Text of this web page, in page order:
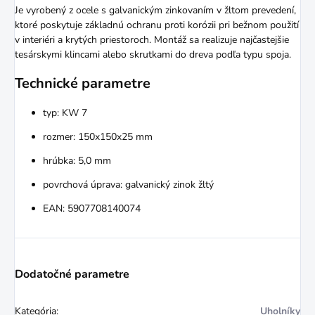
Je vyrobený z ocele s galvanickým zinkovaním v žltom prevedení,
ktoré poskytuje základnú ochranu proti korózii pri bežnom použití
v interiéri a krytých priestoroch. Montáž sa realizuje najčastejšie
tesárskymi klincami alebo skrutkami do dreva podľa typu spoja.
Technické parametre
typ: KW 7
rozmer: 150x150x25 mm
hrúbka: 5,0 mm
povrchová úprava: galvanický zinok žltý
EAN: 5907708140074
Dodatočné parametre
Kategória: Uholníky